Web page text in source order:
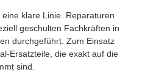
klare Linie. Reparaturen
geschulten Fachkräften in
durchgeführt. Zum Einsatz
Ersatzteile, die exakt auf die
sind.